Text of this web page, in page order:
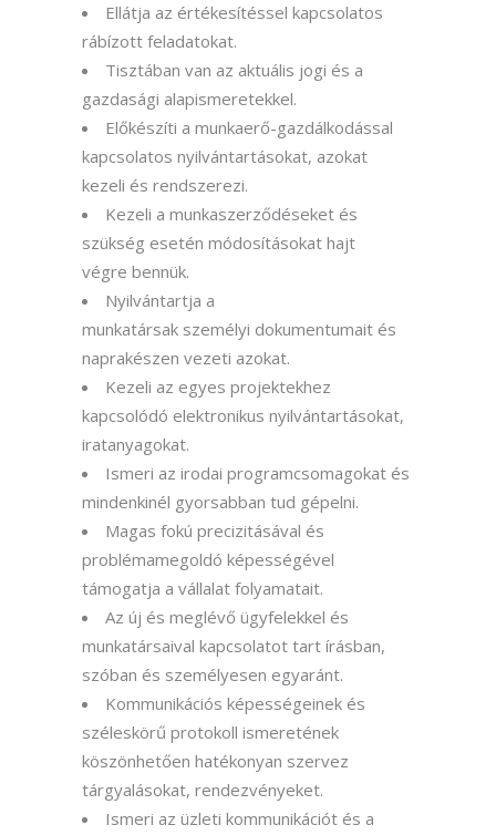
Ellátja az értékesítéssel kapcsolatos
rábízott feladatokat.
Tisztában van az aktuális jogi és a
gazdasági alapismeretekkel.
Előkészíti a munkaerő-gazdálkodással
kapcsolatos nyilvántartásokat, azokat
kezeli és rendszerezi.
Kezeli a munkaszerződéseket és
szükség esetén módosításokat hajt
végre bennük.
Nyilvántartja a
munkatársak személyi dokumentumait és
naprakészen vezeti azokat.
Kezeli az egyes projektekhez
kapcsolódó elektronikus nyilvántartásokat,
iratanyagokat.
Ismeri az irodai programcsomagokat és
mindenkinél gyorsabban tud gépelni.
Magas fokú precizitásával és
problémamegoldó képességével
támogatja a vállalat folyamatait.
Az új és meglévő ügyfelekkel és
munkatársaival kapcsolatot tart írásban,
szóban és személyesen egyaránt.
Kommunikációs képességeinek és
széleskörű protokoll ismeretének
köszönhetően hatékonyan szervez
tárgyalásokat, rendezvényeket.
Ismeri az üzleti kommunikációt és a